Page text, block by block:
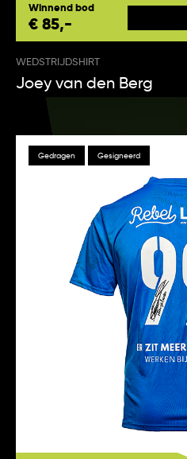
Winnend bod
€ 85,-
WEDSTRIJDSHIRT
Joey van den Berg
Gedragen Gesigneerd